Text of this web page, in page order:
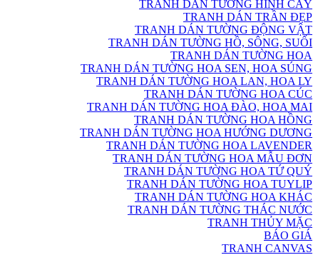
TRANH DÁN TƯỜNG HÌNH CÂY
TRANH DÁN TRẦN ĐẸP
TRANH DÁN TƯỜNG ĐỘNG VẬT
TRANH DÁN TƯỜNG HỒ, SÔNG, SUỐI
TRANH DÁN TƯỜNG HOA
TRANH DÁN TƯỜNG HOA SEN, HOA SÚNG
TRANH DÁN TƯỜNG HOA LAN, HOA LY
TRANH DÁN TƯỜNG HOA CÚC
TRANH DÁN TƯỜNG HOA ĐÀO, HOA MAI
TRANH DÁN TƯỜNG HOA HỒNG
TRANH DÁN TƯỜNG HOA HƯỚNG DƯƠNG
TRANH DÁN TƯỜNG HOA LAVENDER
TRANH DÁN TƯỜNG HOA MẪU ĐƠN
TRANH DÁN TƯỜNG HOA TỨ QUÝ
TRANH DÁN TƯỜNG HOA TUYLIP
TRANH DÁN TƯỜNG HOA KHÁC
TRANH DÁN TƯỜNG THÁC NƯỚC
TRANH THỦY MẶC
BÁO GIÁ
TRANH CANVAS